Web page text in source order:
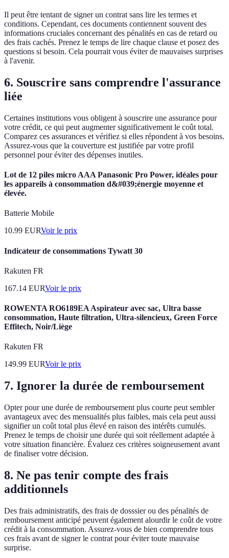
Il peut être tentant de signer un contrat sans lire les termes et
conditions. Cependant, ces documents contiennent souvent des
informations cruciales concernant des pénalités en cas de retard ou
des frais cachés. Prenez le temps de lire chaque clause et posez des
questions si besoin. Cela pourrait vous éviter de mauvaises surprises
à l'avenir.
6. Souscrire sans comprendre l'assurance
liée
Certaines institutions vous obligent à souscrire une assurance pour
votre crédit, ce qui peut augmenter significativement le coût total.
Comparez ces assurances et vérifiez si elles répondent à vos besoins.
Assurez-vous que la couverture est justifiée par votre profil
personnel pour éviter des dépenses inutiles.
Lot de 12 piles micro AAA Panasonic Pro Power, idéales pour
les appareils à consommation d&#039;énergie moyenne et
élevée.
Batterie Mobile
10.99 EURVoir le prix
Indicateur de consommations Tywatt 30
Rakuten FR
167.14 EURVoir le prix
ROWENTA RO6189EA Aspirateur avec sac, Ultra basse
consommation, Haute filtration, Ultra-silencieux, Green Force
Effitech, Noir/Liège
Rakuten FR
149.99 EURVoir le prix
7. Ignorer la durée de remboursement
Opter pour une durée de remboursement plus courte peut sembler
avantageux avec des mensualités plus faibles, mais cela peut aussi
signifier un coût total plus élevé en raison des intérêts cumulés.
Prenez le temps de choisir une durée qui soit réellement adaptée à
votre situation financière. Évaluez ces critères soigneusement avant
de finaliser votre décision.
8. Ne pas tenir compte des frais
additionnels
Des frais administratifs, des frais de dosssier ou des pénalités de
remboursement anticipé peuvent également alourdir le coût de votre
crédit à la consommation. Assurez-vous de bien comprendre tous
ces frais avant de signer le contrat pour éviter toute mauvaise
surprise.